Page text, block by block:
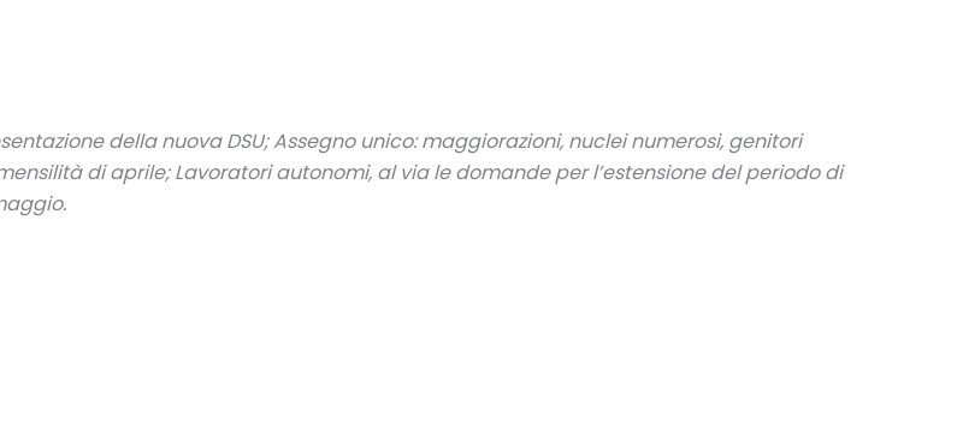
della nuova DSU; Assegno unico: maggiorazioni, nuclei numerosi, genitori
di aprile; Lavoratori autonomi, al via le domandeper l’estensione del periodo di